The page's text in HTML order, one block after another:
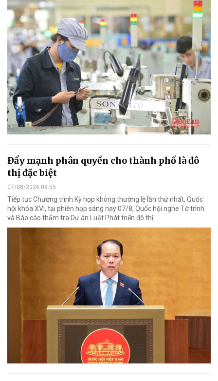
Đẩy mạnh phân quyền cho thành phố là đô
thị đặc biệt
07/08/2026 09:55
Tiếp tục Chương trình Kỳ họp không thường lệ lần thứ nhất, Quốc
hội khóa XVI, tại phiên họp sáng nay 07/8, Quốc hội nghe Tờ trình
và Báo cáo thẩm tra Dự án Luật Phát triển đô thị.